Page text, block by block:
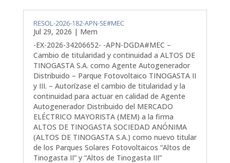
RESOL-2026-182-APN-SE#MEC
Jul 29, 2026 | Mem
-EX-2026-34206652- -APN-DGDA#MEC –
Cambio de titularidad y continuidad a ALTOS DE
TINOGASTA S.A. como Agente Autogenerador
Distribuido – Parque Fotovoltaico TINOGASTA II
y III. – Autorízase el cambio de titularidad y la
continuidad para actuar en calidad de Agente
Autogenerador Distribuido del MERCADO
ELÉCTRICO MAYORISTA (MEM) a la firma
ALTOS DE TINOGASTA SOCIEDAD ANÓNIMA
(ALTOS DE TINOGASTA S.A.) como nuevo titular
de los Parques Solares Fotovoltaicos “Altos de
Tinogasta II” y “Altos de Tinogasta III”